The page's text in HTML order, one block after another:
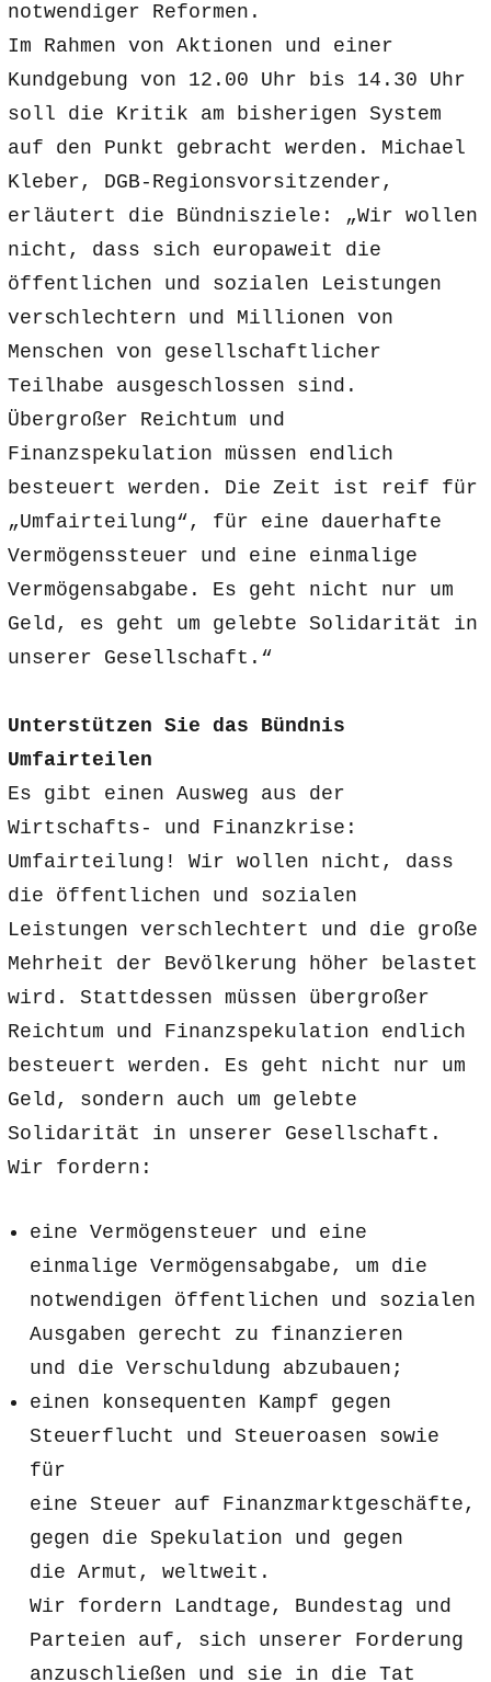
notwendiger Reformen.
Im Rahmen von Aktionen und einer
Kundgebung von 12.00 Uhr bis 14.30 Uhr
soll die Kritik am bisherigen System
auf den Punkt gebracht werden. Michael
Kleber, DGB-Regionsvorsitzender,
erläutert die Bündnisziele: „Wir wollen
nicht, dass sich europaweit die
öffentlichen und sozialen Leistungen
verschlechtern und Millionen von
Menschen von gesellschaftlicher
Teilhabe ausgeschlossen sind.
Übergroßer Reichtum und
Finanzspekulation müssen endlich
besteuert werden. Die Zeit ist reif für
„Umfairteilung“, für eine dauerhafte
Vermögenssteuer und eine einmalige
Vermögensabgabe. Es geht nicht nur um
Geld, es geht um gelebte Solidarität in
unserer Gesellschaft.“
Unterstützen Sie das Bündnis
Umfairteilen
Es gibt einen Ausweg aus der
Wirtschafts- und Finanzkrise:
Umfairteilung! Wir wollen nicht, dass
die öffentlichen und sozialen
Leistungen verschlechtert und die große
Mehrheit der Bevölkerung höher belastet
wird. Stattdessen müssen übergroßer
Reichtum und Finanzspekulation endlich
besteuert werden. Es geht nicht nur um
Geld, sondern auch um gelebte
Solidarität in unserer Gesellschaft.
Wir fordern:
eine Vermögensteuer und eine
einmalige Vermögensabgabe, um die
notwendigen öffentlichen und sozialen
Ausgaben gerecht zu finanzieren
und die Verschuldung abzubauen;
einen konsequenten Kampf gegen
Steuerflucht und Steueroasen sowie
für
eine Steuer auf Finanzmarktgeschäfte,
gegen die Spekulation und gegen
die Armut, weltweit.
Wir fordern Landtage, Bundestag und
Parteien auf, sich unserer Forderung
anzuschließen und sie in die Tat